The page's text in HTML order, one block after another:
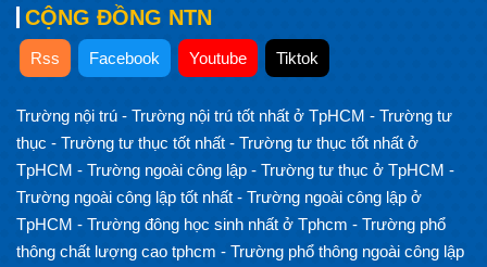
CỘNG ĐỒNG NTN
Rss Facebook Youtube Tiktok
Trường nội trú - Trường nội trú tốt nhất ở TpHCM - Trường tư
thục - Trường tư thục tốt nhất - Trường tư thục tốt nhất ở
TpHCM - Trường ngoài công lập - Trường tư thục ở TpHCM -
Trường ngoài công lập tốt nhất - Trường ngoài công lập ở
TpHCM - Trường đông học sinh nhất ở Tphcm - Trường phổ
thông chất lượng cao tphcm - Trường phổ thông ngoài công lập